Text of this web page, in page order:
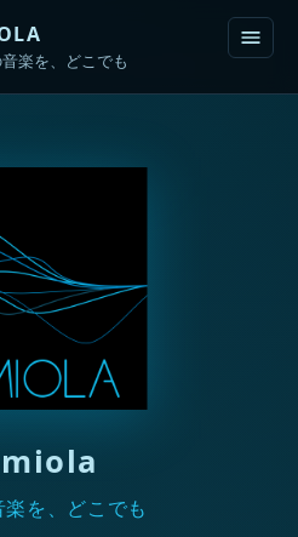
楽を、どこでも
を、どこでも